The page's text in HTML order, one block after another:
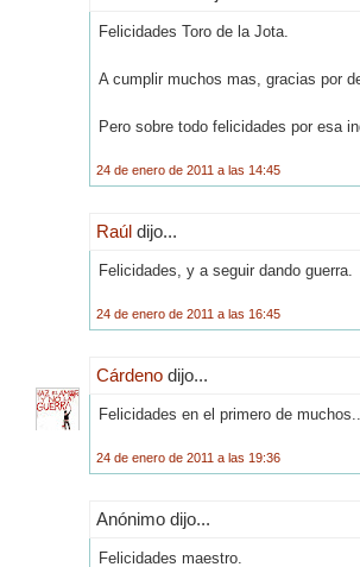
Felicidades Toro de la Jota.
A cumplir muchos mas, gracias por
Pero sobre todo felicidades por esa
24 de enero de 2011 a las 14:45
Raúl dijo...
Felicidades, y a seguir dando guerra.
24 de enero de 2011 a las 16:45
Cárdeno dijo...
Felicidades en el primero de muchos...
24 de enero de 2011 a las 19:36
Anónimo dijo...
Felicidades maestro.